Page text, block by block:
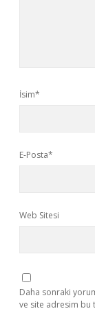
İsim*
E-Posta*
Web Sitesi
Daha sonraki
ve site adresim bu